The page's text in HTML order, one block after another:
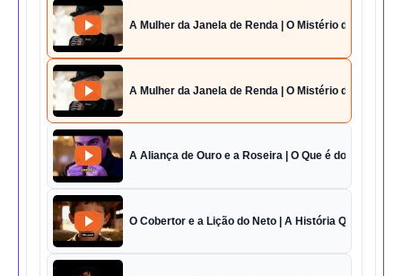
A Mulher da Janela de Renda | O Mistério da Casa 42
A Mulher da Janela de Renda | O Mistério da Casa 42
A Aliança de Ouro e a Roseira | O Que é do Amor
O Cobertor e a Lição do Neto | A História Que Vai Te